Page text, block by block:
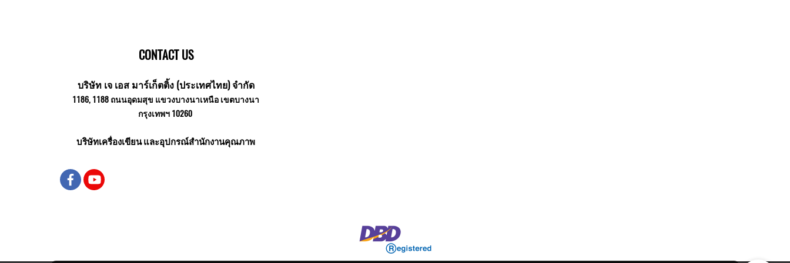
CONTACT US
บริษัท เจ เอส มาร์เก็ตติ้ง (ประเทศไทย) จำกัด
1186, 1188 ถนนอุดมสุข แขวงบางนาเหนือ เขตบางนา
กรุงเทพฯ 10260
บริษัทเครื่องเขียน และอุปกรณ์สำนักงานคุณภาพ